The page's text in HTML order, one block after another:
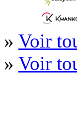
» Voir
» Voir